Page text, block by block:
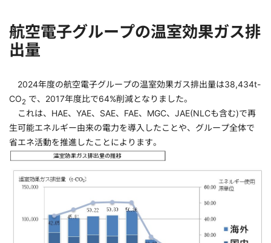
航空電子グループの温室効果ガス排
出量
2024年度の航空電子グループの温室効果ガス排出量は38,434t-
CO2 で、2017年度比で64%削減となりました。
これは、HAE、YAE、SAE、FAE、MGC、JAE(NLCも含む)で再
生可能エネルギー由来の電力を導入したことや、グループ全体で
省エネ活動を推進したことによります。